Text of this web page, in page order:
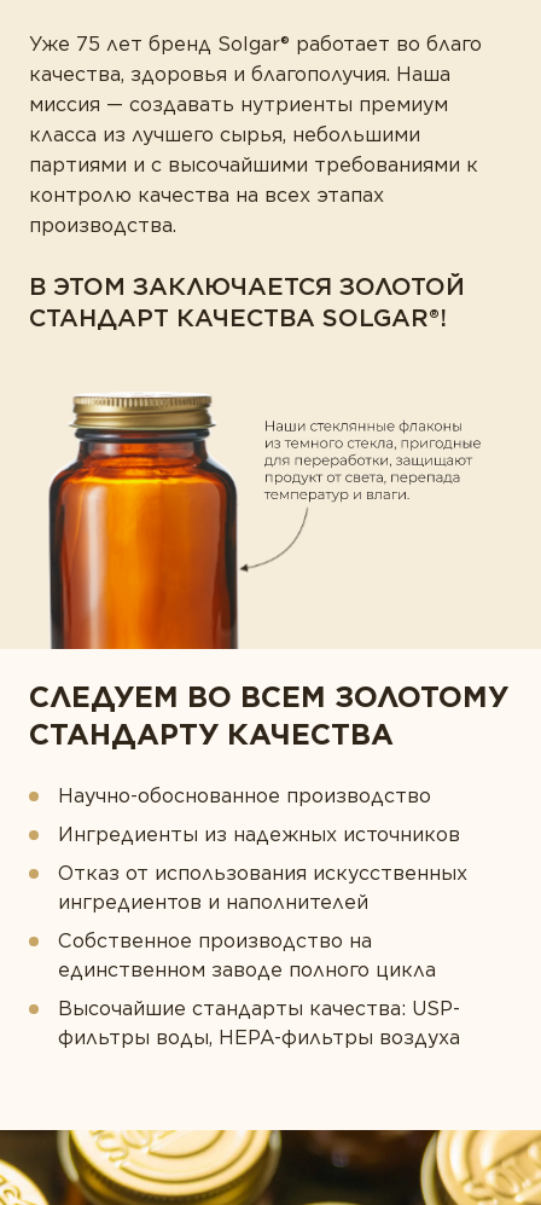
Уже 75 лет бренд Solgar® работает во благо
качества, здоровья и благополучия. Наша
миссия — создавать нутриенты премиум
класса из лучшего сырья, небольшими
партиями и с высочайшими требованиями к
контролю качества на всех этапах
производства.
В ЭТОМ ЗАКЛЮЧАЕТСЯ ЗОЛОТОЙ
СТАНДАРТ КАЧЕСТВА SOLGAR®!
СЛЕДУЕМ ВО ВСЕМ ЗОЛОТОМУ
СТАНДАРТУ КАЧЕСТВА
Научно-обоснованное производство
Ингредиенты из надежных источников
Отказ от использования искусственных
ингредиентов и наполнителей
Собственное производство на
единственном заводе полного цикла
Высочайшие стандарты качества: USP-
фильтры воды, HEPA-фильтры воздуха